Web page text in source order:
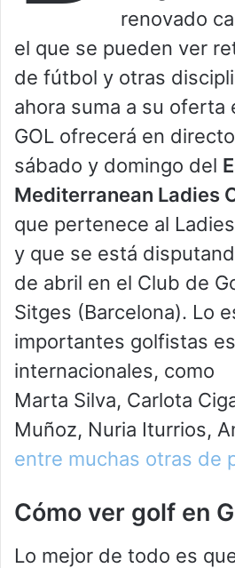
renovado
el que se pueden ver
de fútbol y otras
ahora suma a su oferta
GOL ofrecerá en
sábado y domingo del
Mediterranean Ladies
que pertenece al
y que se está
de abril en el Club de
Sitges (Barcelona). Lo
importantes golfistas
internacionales, como
Marta Silva, Carlota
Muñoz, Nuria Iturrios,
entre muchas otras de
Cómo ver golf en
Lo mejor de todo es